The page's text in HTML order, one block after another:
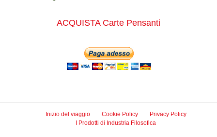
ACQUISTA Carte Pensanti
Inizio del viaggio Cookie Policy
Privacy Policy
I Prodotti di Industria Filosofica